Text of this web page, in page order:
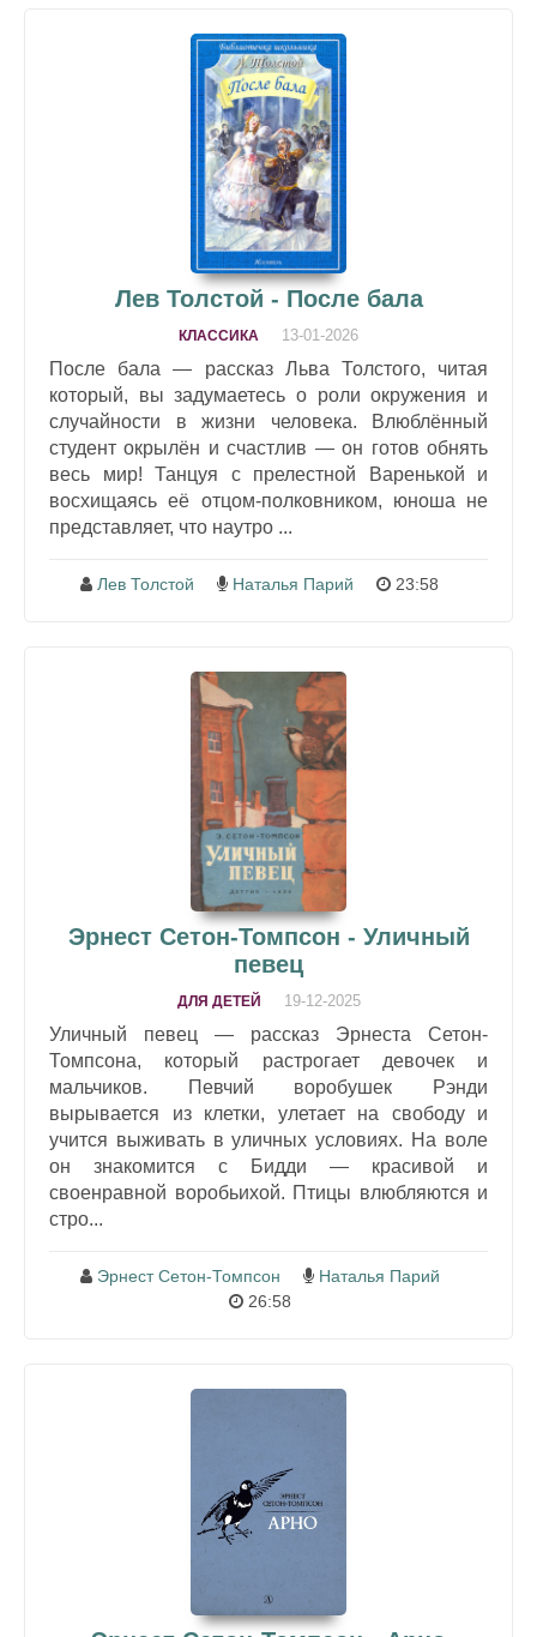
Лев Толстой - После бала
КЛАССИКА 13-01-2026
После бала — рассказ Льва Толстого, читая
который, вы задумаетесь о роли окружения и
случайности в жизни человека. Влюблённый
студент окрылён и счастлив — он готов обнять
весь мир! Танцуя с прелестной Варенькой и
восхищаясь её отцом-полковником, юноша не
представляет, что наутро ...
Лев Толстой Наталья Парий 23:58
Эрнест Сетон-Томпсон - Уличный
певец
ДЛЯ ДЕТЕЙ 19-12-2025
Уличный певец — рассказ Эрнеста Сетон-
Томпсона, который растрогает девочек и
мальчиков. Певчий воробушек Рэнди
вырывается из клетки, улетает на свободу и
учится выживать в уличных условиях. На воле
он знакомится с Бидди — красивой и
своенравной воробьихой. Птицы влюбляются и
стро...
Эрнест Сетон-Томпсон
Наталья Парий
26:58